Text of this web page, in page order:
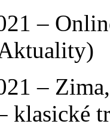
–
–
klasické